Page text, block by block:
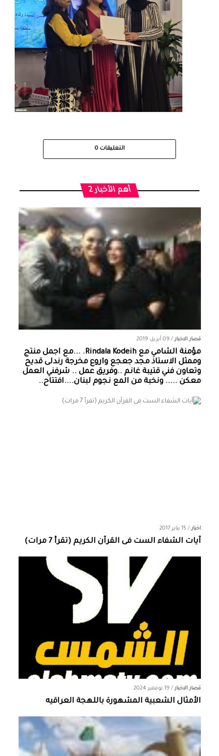
التعليقات 0
أهم الأخبار 2
قصار الاخبار/ 09 أبريل 2019
مؤمنة الشامي‏ مع ‏‎Rindala Kodeih‎‏. ...مع اجمل منتج
وممثل الاستاذ مجد جعجع واروع مخرجة رندلى قديح
وتعاون فني قتيبة غانم ..وفريق عمل .. شرفني العمل
معكن ..... ونخبة من المع نجوم لبنان....افتتاح..
اخبار/ 15 يناير 2017
آيات الشفاء الست فى القرآن الكريم (تقرأ 7 مرات)
قصار الاخبار/ 19 نوفمبر 2024
الأمثال الشعبية المشهورة باللهجة العراقيه